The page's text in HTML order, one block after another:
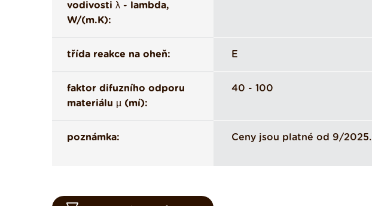
vodivosti λ - lambda,
W/(m.K):
třída reakce na oheň: E
faktor difuzního odporu
materiálu µ (mí):
40 - 100
poznámka: Ceny jsou platné od 9/2025.